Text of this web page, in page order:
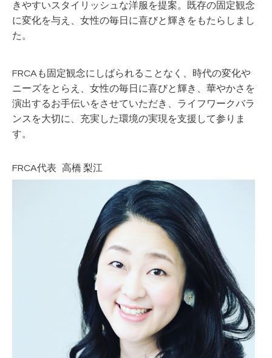
きやすいスタイリッシュな洋服を提案。既存の固定観念
に変化を与え、女性の毎日に喜びと輝きをもたらしまし
た。
FRCAも固定観念にしばられることなく、時代の変化や
ニーズをとらえ、女性の毎日に喜びと輝き、華やかさを
演出するお手伝いをさせていただき、ライフワークバラ
ンスを大切に、充実した環境の実現を支援して参りま
す。
FRCA代表 高橋 梨江